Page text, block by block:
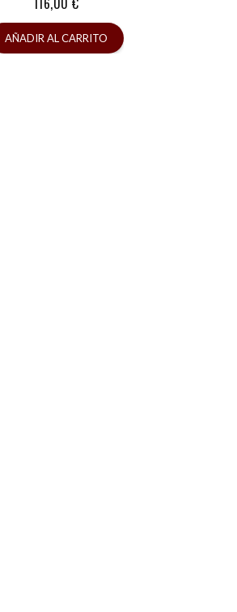
AÑADIR AL CARRITO